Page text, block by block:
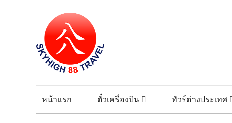
หน้าแรก ตั๋วเครื่องบิน ทัวร์ต่างประเทศ